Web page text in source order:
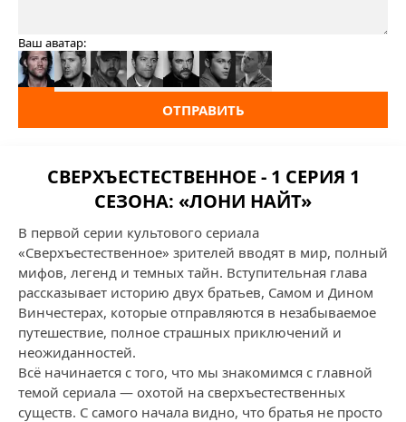
Ваш аватар:
ОТПРАВИТЬ
СВЕРХЪЕСТЕСТВЕННОЕ - 1 СЕРИЯ 1
СЕЗОНА: «ЛОНИ НАЙТ»
В первой серии культового сериала
«Сверхъестественное» зрителей вводят в мир, полный
мифов, легенд и темных тайн. Вступительная глава
рассказывает историю двух братьев, Самом и Дином
Винчестерах, которые отправляются в незабываемое
путешествие, полное страшных приключений и
неожиданностей.
Всё начинается с того, что мы знакомимся с главной
темой сериала — охотой на сверхъестественных
существ. С самого начала видно, что братья не просто